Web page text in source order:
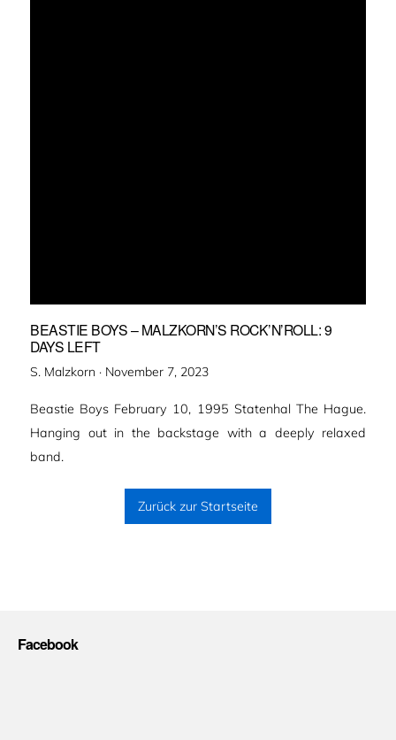
BEASTIE BOYS – MALZKORN’S ROCK’N’ROLL: 9
DAYS LEFT
S. Malzkorn · Veröffentlicht
November 7, 2023
Beastie Boys February 10, 1995 Statenhal The Hague.
Hanging out in the backstage with a deeply relaxed
band.
Zurück zur Startseite
Facebook